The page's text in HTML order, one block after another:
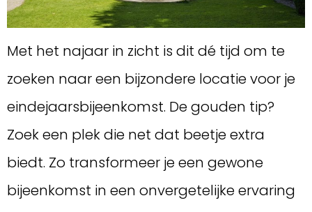
Met het najaar in zicht is dit dé tijd om te
zoeken naar een bijzondere locatie voor je
eindejaarsbijeenkomst. De gouden tip?
Zoek een plek die net dat beetje extra
biedt. Zo transformeer je een gewone
bijeenkomst in een onvergetelijke ervaring